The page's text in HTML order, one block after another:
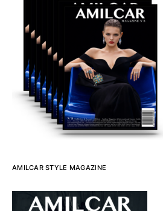
AMILCAR STYLE MAGAZINE